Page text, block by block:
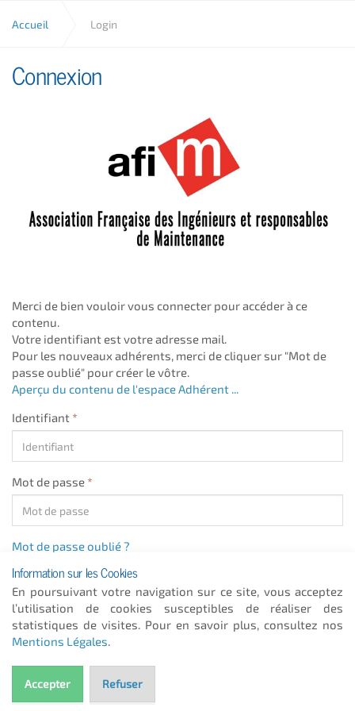
Accueil Login
Connexion
Merci de bien vouloir vous connecter pour accéder à ce
contenu.
Votre identifiant est votre adresse mail.
Pour les nouveaux adhérents, merci de cliquer sur "Mot de
passe oublié" pour créer le vôtre.
Aperçu du contenu de l'espace Adhérent ...
Identifiant *
Mot de passe *
Mot de passe oublié ?
Connexion Adhérents
Information sur les Cookies
En poursuivant votre navigation sur ce site, vous acceptez
l’utilisation de cookies susceptibles de réaliser des
statistiques de visites. Pour en savoir plus, consultez nos
Mentions Légales.
Accepter Refuser